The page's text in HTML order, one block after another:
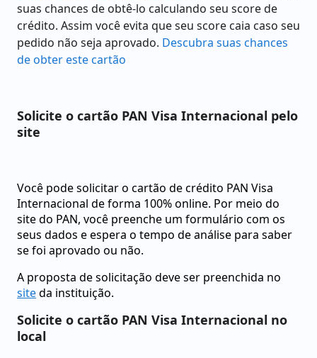
suas chances de obtê-lo calculando seu score de
crédito. Assim você evita que seu score caia caso seu
pedido não seja aprovado. Descubra suas chances
de obter este cartão
Solicite o cartão PAN Visa Internacional pelo
site
Você pode solicitar o cartão de crédito PAN Visa
Internacional de forma 100% online. Por meio do
site do PAN, você preenche um formulário com os
seus dados e espera o tempo de análise para saber
se foi aprovado ou não.
A proposta de solicitação deve ser preenchida no
siteda instituição.
Solicite o cartão PAN Visa Internacional no
local